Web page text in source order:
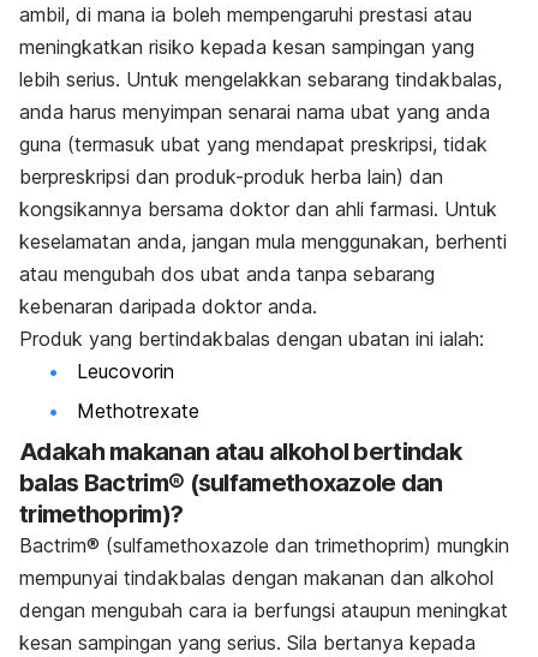
ambil, di mana ia boleh mempengaruhi prestasi atau
meningkatkan risiko kepada kesan sampingan yang
lebih serius. Untuk mengelakkan sebarang tindakbalas,
anda harus menyimpan senarai nama ubat yang anda
guna (termasuk ubat yang mendapat preskripsi, tidak
berpreskripsi dan produk-produk herba lain) dan
kongsikannya bersama doktor dan ahli farmasi. Untuk
keselamatan anda, jangan mula menggunakan, berhenti
atau mengubah dos ubat anda tanpa sebarang
kebenaran daripada doktor anda.
Produk yang bertindakbalas dengan ubatan ini ialah:
Leucovorin
Methotrexate
Adakah makanan atau alkohol bertindak
balas Bactrim® (sulfamethoxazole dan
trimethoprim)?
Bactrim® (sulfamethoxazole dan trimethoprim) mungkin
mempunyai tindakbalas dengan makanan dan alkohol
dengan mengubah cara ia berfungsi ataupun meningkat
kesan sampingan yang serius. Sila bertanya kepada